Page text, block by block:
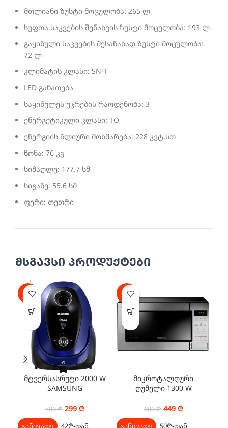
მთლიანი ზუსტი მოცულობა: 265 ლ
სუფთა საკვების შენახვის ზუსტი მოცულობა: 193 ლ
გაყინული საკვების შესანახად ზუსტი მოცულობა:
72 ლ
კლიმატის კლასი: SN-T
LED განათება
საყინულეს უჯრების რაოდენობა: 3
ენერგეტიკული კლასი: TO
ენერგიის წლიური მოხმარება: 228 კვტ.სთ
წონა: 76 კგ
სიმაღლე: 177.7 სმ
სიგანე: 55.6 სმ
ფერი: თეთრი
მსგავსი პროდუქტები
-40%
მტვერსასრუტი 2000 W
SAMSUNG
500₾ 299 ₾
განივადე 42₾-დან
-25%
მიკროტალღური
ღუმელი 1300 W
600₾ 449 ₾
განივადე 50₾-დან